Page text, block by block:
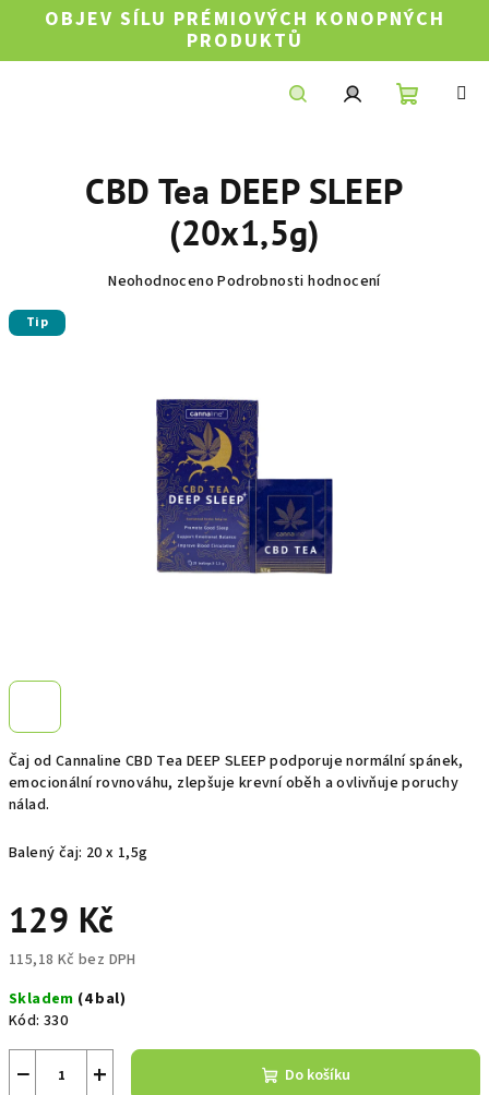
OBJEV SÍLU PRÉMIOVÝCH KONOPNÝCH
PRODUKTŮ
Čaj od Cannaline CBD Tea DEEP SLEEP podporuje normální spánek,
emocionální rovnováhu, zlepšuje krevní oběh a ovlivňuje poruchy
nálad.
Balený čaj: 20 x 1,5g
129 Kč
115,18 Kč bez DPH
cena:
Skladem (4 bal)
Kód: 330
+
− Do košíku
CBD Tea DEEP SLEEP
(20x1,5g)
Průměrné
hvězdiček.
Neohodnoceno Podrobnosti hodnocení
Tip